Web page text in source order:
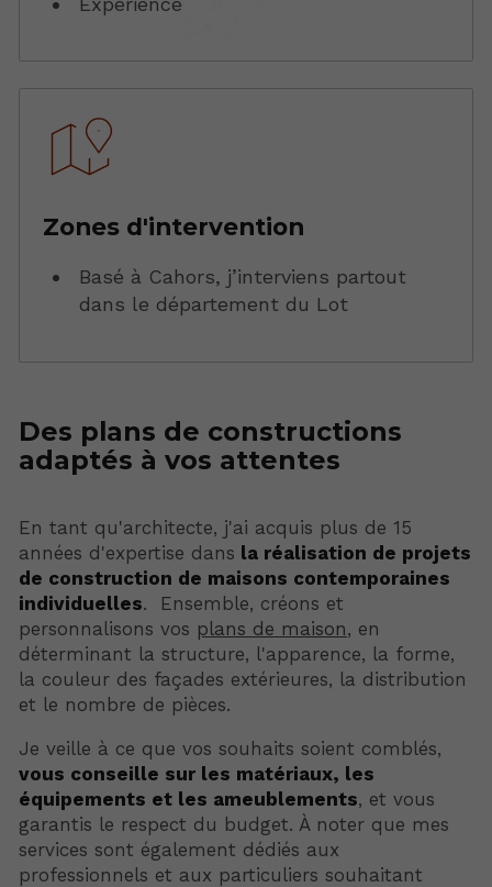
Zones d'intervention
Basé à Cahors, j’interviens partout
dans le département du Lot
Des plans de constructions
adaptés à vos attentes
En tant qu'architecte, j'ai acquis plus de 15
années d'expertise dans la réalisation de projets
de construction de maisons contemporaines
individuelles. Ensemble, créons et
personnalisons vos plans de maison, en
déterminant la structure, l'apparence, la forme,
la couleur des façades extérieures, la distribution
et le nombre de pièces.
Je veille à ce que vos souhaits soient comblés,
vous conseille sur les matériaux, les
équipements et les ameublements, et vous
garantis le respect du budget. À noter que mes
services sont également dédiés aux
professionnels et aux particuliers souhaitant